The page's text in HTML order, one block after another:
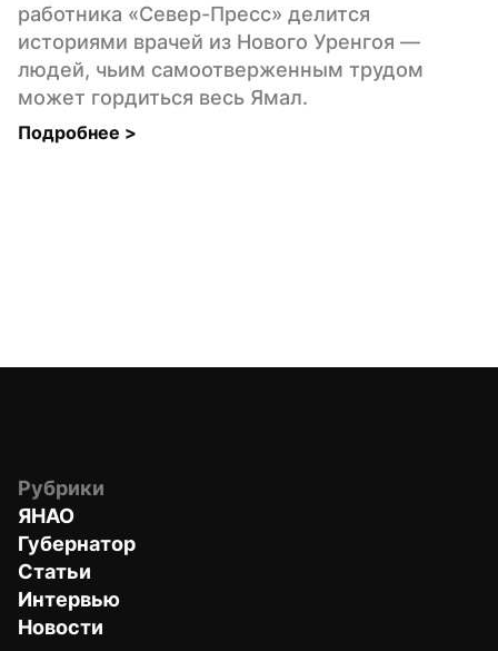
работника «Север-Пресс» делится
историями врачей из Нового Уренгоя —
людей, чьим самоотверженным трудом
может гордиться весь Ямал.
Подробнее >
Рубрики
ЯНАО
Губернатор
Статьи
Интервью
Новости